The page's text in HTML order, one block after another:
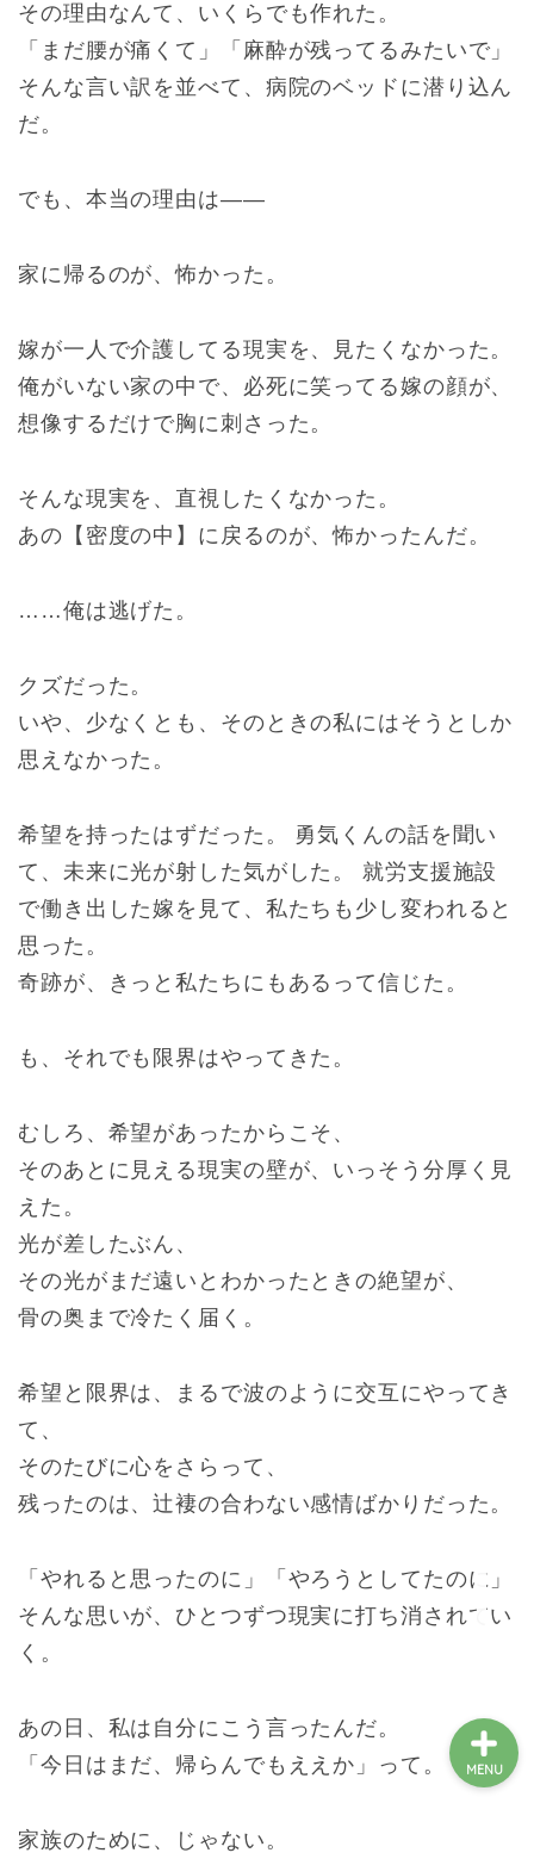
その理由なんて、いくらでも作れた。
「まだ腰が痛くて」「麻酔が残ってるみたいで」
そんな言い訳を並べて、病院のベッドに潜り込ん
だ。
でも、本当の理由は――
家に帰るのが、怖かった。
嫁が一人で介護してる現実を、見たくなかった。
俺がいない家の中で、必死に笑ってる嫁の顔が、
想像するだけで胸に刺さった。
そんな現実を、直視したくなかった。
あの【密度の中】に戻るのが、怖かったんだ。
……俺は逃げた。
クズだった。
いや、少なくとも、そのときの私にはそうとしか
思えなかった。
希望を持ったはずだった。 勇気くんの話を聞い
て、未来に光が射した気がした。 就労支援施設
で働き出した嫁を見て、私たちも少し変われると
思った。
奇跡が、きっと私たちにもあるって信じた。
も、それでも限界はやってきた。
むしろ、希望があったからこそ、
そのあとに見える現実の壁が、いっそう分厚く見
えた。
光が差したぶん、
その光がまだ遠いとわかったときの絶望が、
骨の奥まで冷たく届く。
希望と限界は、まるで波のように交互にやってき
て、
そのたびに心をさらって、
残ったのは、辻褄の合わない感情ばかりだった。
「やれると思ったのに」「やろうとしてたのに」
そんな思いが、ひとつずつ現実に打ち消されてい
く。
あの日、私は自分にこう言ったんだ。
「今日はまだ、帰らんでもええか」って。
家族のために、じゃない。
MENU
絵本一覧
障害児のご家族向け
支援をしたい方